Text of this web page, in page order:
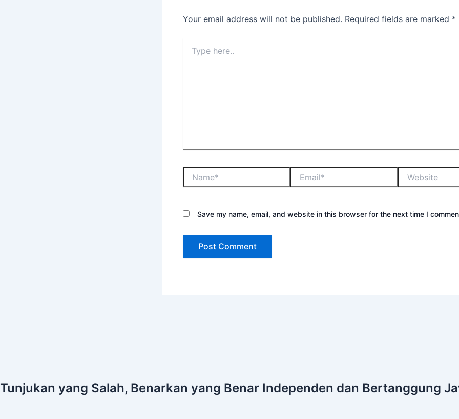
Your email address will not be published. Required fields are marked *
Save my name, email, and website in this browser for the next time I
Tunjukan yang Salah, Benarkan yang Benar Independen dan Bertanggung